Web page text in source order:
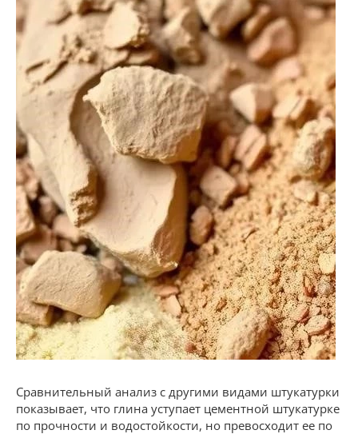
Сравнительный анализ с другими видами штукатурки
показывает, что глина уступает цементной штукатурке
по прочности и водостойкости, но превосходит ее по